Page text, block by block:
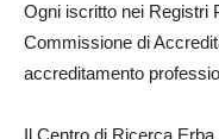
Ogni iscritto nei Registri
Commissione di
accreditamento
Il Centro di Ricerca